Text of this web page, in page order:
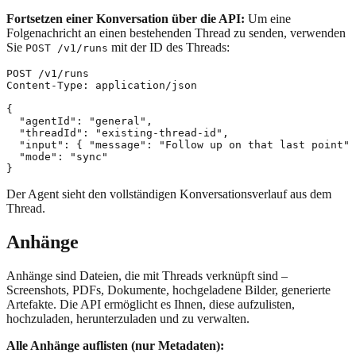
Fortsetzen einer Konversation über die API: Um eine
Folgenachricht an einen bestehenden Thread zu senden, verwenden
Sie POST /v1/runs mit der ID des Threads:
POST /v1/runs
Content-Type: application/json
{
  "agentId": "general",
  "threadId": "existing-thread-id",
"input": { "message": "Follow up on that last point"
  "mode": "sync"
Der Agent sieht den vollständigen Konversationsverlauf aus dem
Thread.
Anhänge
Anhänge sind Dateien, die mit Threads verknüpft sind –
Screenshots, PDFs, Dokumente, hochgeladene Bilder, generierte
Artefakte. Die API ermöglicht es Ihnen, diese aufzulisten,
hochzuladen, herunterzuladen und zu verwalten.
Alle Anhänge auflisten (nur Metadaten):